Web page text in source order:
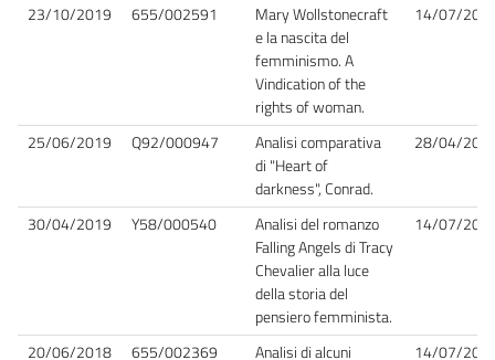
23/10/2019 655/002591
Mary Wollstonecraft
e la nascita del
femminismo. A
Vindication of the
rights of woman.
14/07/
25/06/2019 Q92/000947
Analisi comparativa
di "Heart of
darkness", Conrad.
28/04/
30/04/2019 Y58/000540
Analisi del romanzo
Falling Angels di Tracy
Chevalier alla luce
della storia del
pensiero femminista.
14/07/
20/06/2018 655/002369
Analisi di alcuni
14/07/